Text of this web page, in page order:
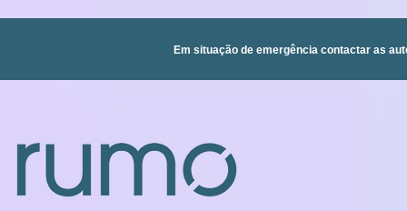
Em situação de emergência contactar as